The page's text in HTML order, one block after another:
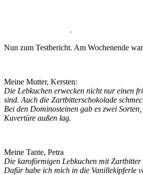
Nun zum Testbericht. Am Wochenende
Meine Mutter, Kersten:
Die Lebkuchen erwecken nicht nur einen
sind. Auch die Zartbitterschokolade
Bei den Dominosteinen gab es zwei
Kuvertüre außen lag.
Meine Tante, Petra
Die karoförmigen Lebkuchen mit Zartbitter
Dafür habe ich mich in die Vanillekipferle